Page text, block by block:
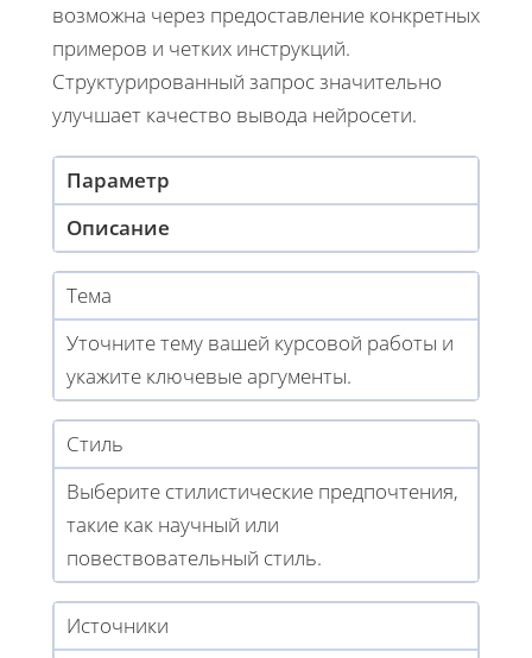
возможна через предоставление конкретных
примеров и четких инструкций.
Структурированный запрос значительно
улучшает качество вывода нейросети.
Параметр
Описание
Тема
Уточните тему вашей курсовой работы и
укажите ключевые аргументы.
Стиль
Выберите стилистические предпочтения,
такие как научный или
повествовательный стиль.
Источники